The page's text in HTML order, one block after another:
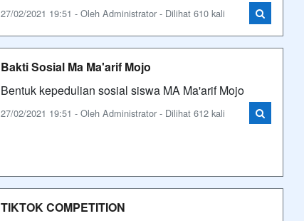
27/02/2021 19:51 - Oleh Administrator - Dilihat 610 kali
Bakti Sosial Ma Ma'arif Mojo
Bentuk kepedulian sosial siswa MA Ma'arif Mojo
27/02/2021 19:51 - Oleh Administrator - Dilihat 612 kali
TIKTOK COMPETITION